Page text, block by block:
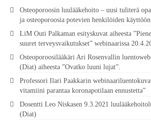
Osteoporoosin luulääkehoito – uusi tuliterä
ja osteoporoosia potevien henkilöiden käyttöön.
LiM Outi Palkaman esityskuvat aiheesta
suuret terveysvaikutukset” webinaarissa
Osteoporoosilääkäri Ari Rosenvallin
(Diat) aiheesta ”Ovatko luuni lujat”.
Professori Ilari Paakkarin
vitamiini parantaa koronapotilaan ennustetta”
Dosentti Leo Niskasen 9.3.2021
(Diat)